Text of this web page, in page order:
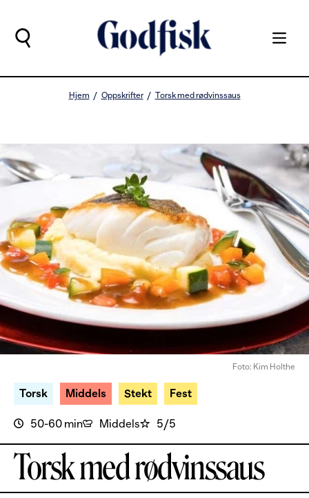
Hjem Oppskrifter Torsk med rødvinssaus
Foto: Kim Holthe
Torsk Middels Stekt Fest
50-60 min Middels 5/5
Torsk med rødvinssaus